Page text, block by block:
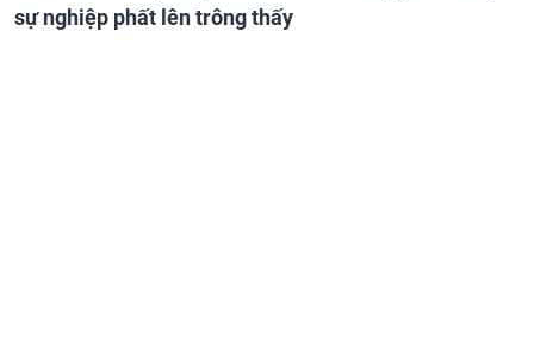
sự nghiệp phất lên trông thấy